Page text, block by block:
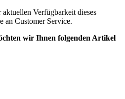
Verfügbarkeit dieses
an Customer Service.
wir Ihnen folgenden Artikel